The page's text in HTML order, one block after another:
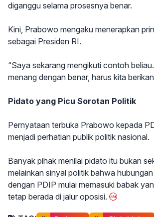
diganggu selama prosesnya benar.
Kini, Prabowo mengaku menerapkan
sebagai Presiden RI.
“Saya sekarang mengikuti contoh
menang dengan benar, harus kita
Pidato yang Picu Sorotan Politik
Pernyataan terbuka Prabowo kepada
menjadi perhatian publik politik nasional.
Banyak pihak menilai pidato itu bukan
melainkan sinyal politik bahwa
dengan PDIP mulai memasuki babak
tetap berada di jalur oposisi.